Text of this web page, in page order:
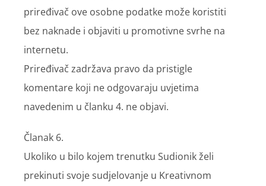
priređivač ove osobne podatke može koristiti
bez naknade i objaviti u promotivne svrhe na
internetu.
Priređivač zadržava pravo da pristigle
komentare koji ne odgovaraju uvjetima
navedenim u članku 4. ne objavi.
Članak 6.
Ukoliko u bilo kojem trenutku Sudionik želi
prekinuti svoje sudjelovanje u Kreativnom